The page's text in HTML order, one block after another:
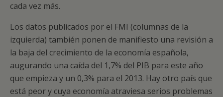
cada vez más.
Los datos publicados por el FMI (columnas de la
izquierda) también ponen de manifiesto una revisión a
la baja del crecimiento de la economía española,
augurando una caída del 1,7% del PIB para este año
que empieza y un 0,3% para el 2013. Hay otro país que
está peor y cuya economía atraviesa serios problemas